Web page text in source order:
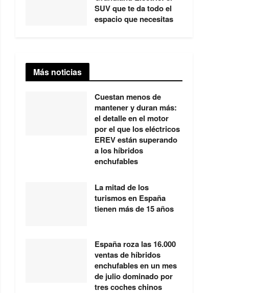
SUV que te da todo el
espacio que necesitas
Más noticias
Cuestan menos de
mantener y duran más:
el detalle en el motor
por el que los eléctricos
EREV están superando
a los híbridos
enchufables
La mitad de los
turismos en España
tienen más de 15 años
España roza las 16.000
ventas de híbridos
enchufables en un mes
de julio dominado por
tres coches chinos